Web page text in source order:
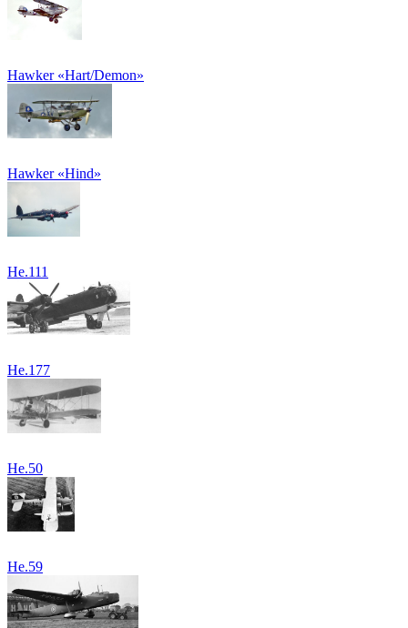
Hawker «Hart/Demon»
Hawker «Hind»
He.111
He.177
He.50
He.59